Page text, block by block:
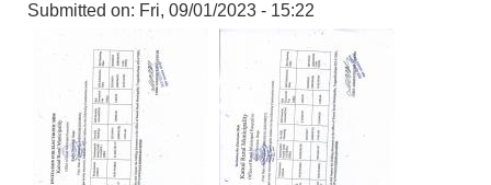
Submitted on: Fri, 09/01/2023 - 15:22